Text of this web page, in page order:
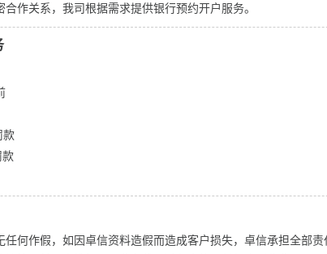
作关系，我司根据需求提供银行预约开户服务。
款
款
何作假，如因卓信资料造假而造成客户损失，卓信承担全部责